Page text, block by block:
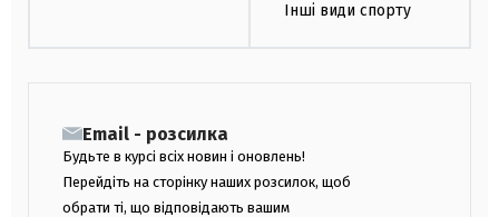
Інші види спорту
Email - розсилка
Будьте в курсі всіх новин і оновлень!
Перейдіть на сторінку наших розсилок, щоб
обрати ті, що відповідають вашим